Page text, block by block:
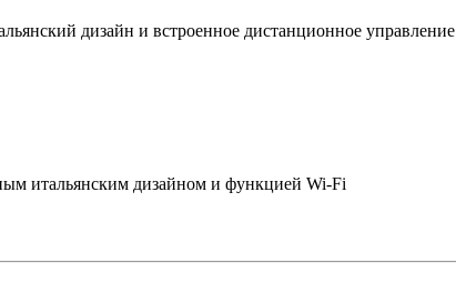
дизайн и встроенное дистанционное управление
итальянским дизайном и функцией Wi-Fi